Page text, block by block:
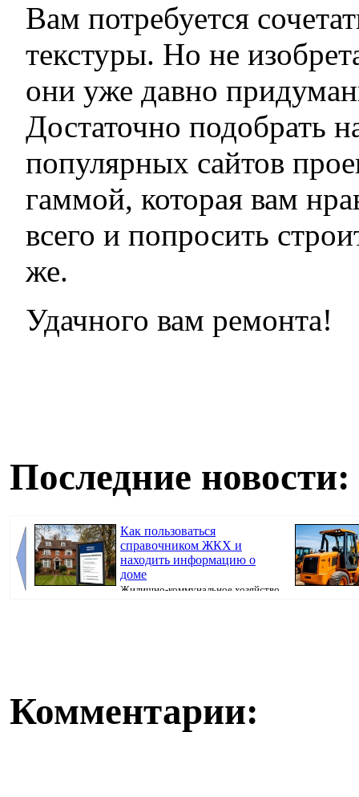
Вам потребуется
текстуры. Но не
они уже давно
Достаточно подобрать
популярных сайтов
гаммой, которая вам
всего и попросить
же.
Удачного вам ремонта!
Последние новости:
Как пользоваться
справочником ЖКХ и
находить информацию о
доме
Жилищно-коммунальное хозяйство
Комментарии: